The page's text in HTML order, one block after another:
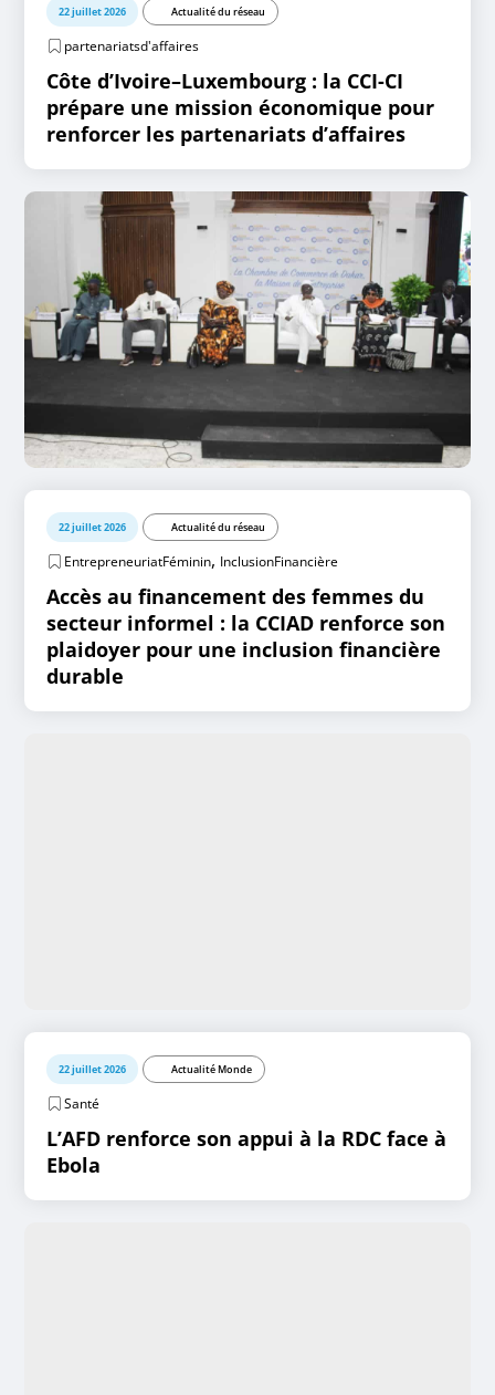
22 juillet 2026 Actualité du réseau
partenariatsd'affaires
Côte d’Ivoire–Luxembourg : la CCI-CI
prépare une mission économique pour
renforcer les partenariats d’affaires
22 juillet 2026 Actualité du réseau
EntrepreneuriatFéminin, InclusionFinancière
Accès au financement des femmes du
secteur informel : la CCIAD renforce son
plaidoyer pour une inclusion financière
durable
22 juillet 2026 Actualité Monde
Santé
L’AFD renforce son appui à la RDC face à
Ebola